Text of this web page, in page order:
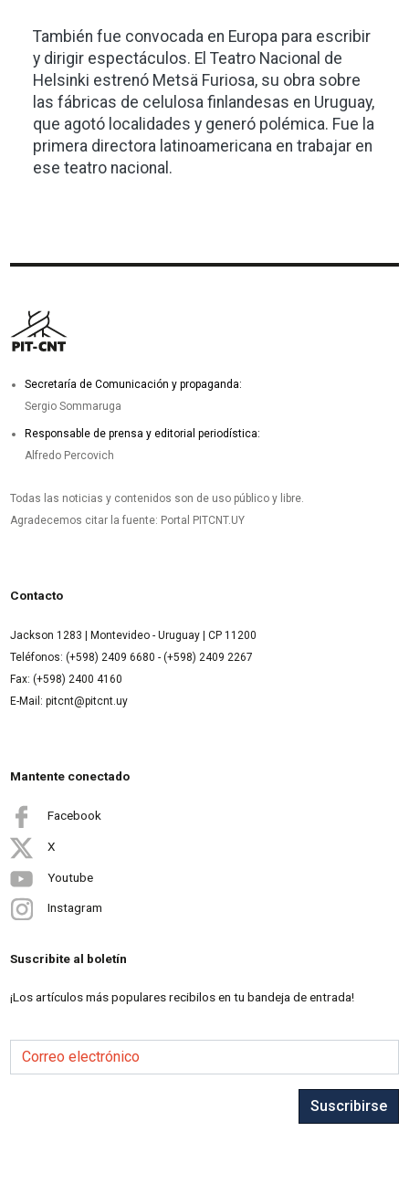
También fue convocada en Europa para escribir
y dirigir espectáculos. El Teatro Nacional de
Helsinki estrenó Metsä Furiosa, su obra sobre
las fábricas de celulosa finlandesas en Uruguay,
que agotó localidades y generó polémica. Fue la
primera directora latinoamericana en trabajar en
ese teatro nacional.
Secretaría de Comunicación y propaganda:
Sergio Sommaruga
Responsable de prensa y editorial periodística:
Alfredo Percovich
Todas las noticias y contenidos son de uso público y libre.
Agradecemos citar la fuente: Portal PITCNT.UY
Contacto
Jackson 1283 | Montevideo - Uruguay | CP 11200
Teléfonos: (+598) 2409 6680 - (+598) 2409 2267
Fax: (+598) 2400 4160
E-Mail: pitcnt@pitcnt.uy
Mantente conectado
Facebook
X
Youtube
Instagram
Suscribite al boletín
¡Los artículos más populares recibilos en tu bandeja de entrada!
Correo electrónico
Suscribirse